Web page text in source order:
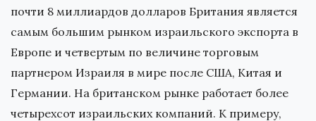
почти 8 миллиардов долларов Британия является
самым большим рынком израильского экспорта в
Европе и четвертым по величине торговым
партнером Израиля в мире после США, Китая и
Германии. На британском рынке работает более
четырехсот израильских компаний. К примеру,